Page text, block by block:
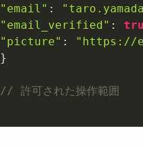
"email" :
"email_verified" :
"picture" :
"https://
}
// 許可された操作範囲